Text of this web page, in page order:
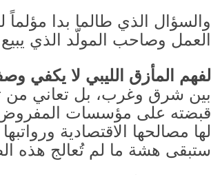
والسؤال الذي طالما بدا مؤلماً
العمل وصاحب المولّد الذي
لفهم المأزق الليبي لا يكفي
بين شرق وغرب، بل تعاني من
قبضته على مؤسسات المفروض
لها مصالحها الاقتصادية
ستبقى هشة ما لم تُعالج هذه